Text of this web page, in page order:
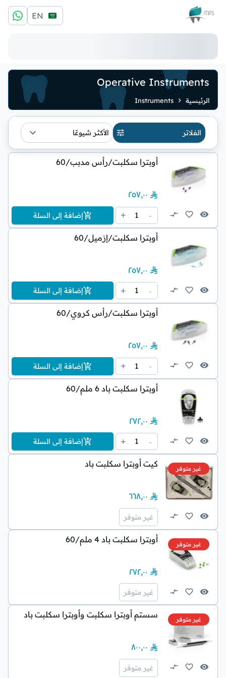
الشعار EN
Operative Instruments
الرئيسية Instruments
الفلاتر الأكثر شيوعًا
أوبترا سكلبت/رأس مدبب/60
٢٥٧٫٠٠
-
1
+ إضافة إلى السلة
أوبترا سكلبت/إزميل/60
٢٥٧٫٠٠
-
1
+ إضافة إلى السلة
أوبترا سكلبت/رأس كروي/60
٢٥٧٫٠٠
-
1
+ إضافة إلى السلة
أوبترا سكلبت باد 6 ملم/60
٢٧٢٫٠٠
-
1
+ إضافة إلى السلة
غير متوفر كيت أوبترا سكلبت باد
٦٦٨٫٠٠
غير متوفر
غير متوفر أوبترا سكلبت باد 4 ملم/60
٢٧٢٫٠٠
غير متوفر
غير متوفر سستم أوبترا سكلبت وأوبترا سكلبت باد
٨٠٠٫٠٠
غير متوفر